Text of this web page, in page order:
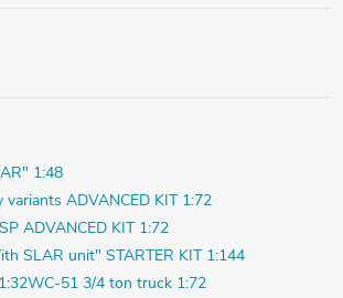
1:48
variants ADVANCED KIT 1:72
ADVANCED KIT 1:72
SLAR unit" STARTER KIT 1:144
WC-51 3/4 ton truck 1:72